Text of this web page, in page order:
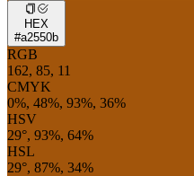
HEX
#a2550b
RGB
162, 85, 11
CMYK
0%, 48%, 93%, 36%
HSV
29°, 93%, 64%
HSL
29°, 87%, 34%